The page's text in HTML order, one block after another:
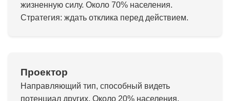
жизненную силу. Около 70% населения.
Стратегия: ждать отклика перед действием.
Проектор
Направляющий тип, способный видеть
потенциал других. Около 20% населения.